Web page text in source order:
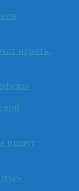
играть,
пишут